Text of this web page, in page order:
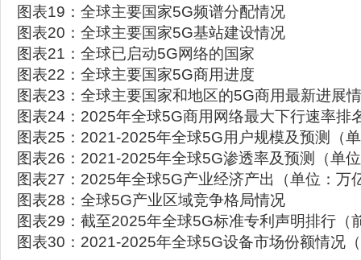
图表19：全球主要国家5G频谱分配情况
图表20：全球主要国家5G基站建设情况
图表21：全球已启动5G网络的国家
图表22：全球主要国家5G商用进度
图表23：全球主要国家和地区的5G商用最新进展
图表24：2025年全球5G商用网络最大下行速率排
图表25：2021-2025年全球5G用户规模及预测（
图表26：2021-2025年全球5G渗透率及预测（单
图表27：2025年全球5G产业经济产出（单位：万
图表28：全球5G产业区域竞争格局情况
图表29：截至2025年全球5G标准专利声明排行（
图表30：2021-2025年全球5G设备市场份额情况